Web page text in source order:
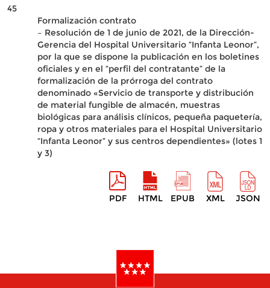
45
Formalización contrato
– Resolución de 1 de junio de 2021, de la Dirección-
Gerencia del Hospital Universitario “Infanta Leonor”,
por la que se dispone la publicación en los boletines
oficiales y en el “perfil del contratante” de la
formalización de la prórroga del contrato
denominado «Servicio de transporte y distribución
de material fungible de almacén, muestras
biológicas para análisis clínicos, pequeña paquetería,
ropa y otros materiales para el Hospital Universitario
“Infanta Leonor” y sus centros dependientes» (lotes 1
y 3)
PDF HTML EPUB XML JSON